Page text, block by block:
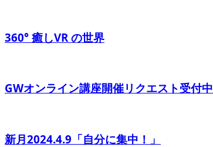
360° 癒しVR の世界
GWオンライン講座開催リクエスト受付中
新月2024.4.9「自分に集中！」